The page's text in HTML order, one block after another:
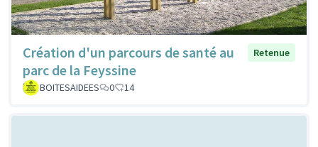
Création d'un parcours de santé au
parc de la Feyssine
Retenue
BOITESAIDEES 0 14